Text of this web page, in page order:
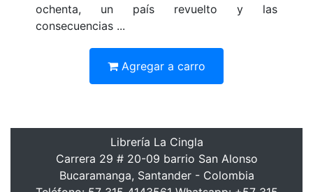
ochenta, un país revuelto y las
consecuencias ...
Agregar a carro
Librería La Cingla
Carrera 29 # 20-09 barrio San Alonso
Bucaramanga, Santander - Colombia